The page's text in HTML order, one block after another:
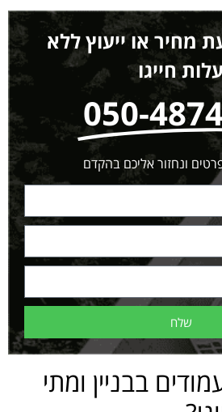
מחיר או ייעוץ ללא
עלות חייגו
050-
ונחזור אליכם בהקדם
שלח
בבניין ומתי